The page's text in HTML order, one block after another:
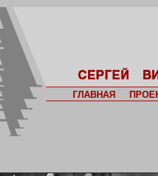
ГЛАВНАЯ